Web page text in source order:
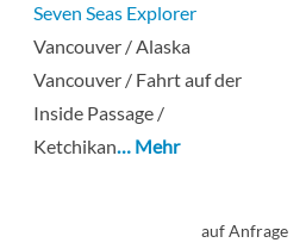
Seven Seas Explorer
Vancouver / Alaska
Vancouver / Fahrt auf der
Inside Passage /
Ketchikan… Mehr
auf Anfrage